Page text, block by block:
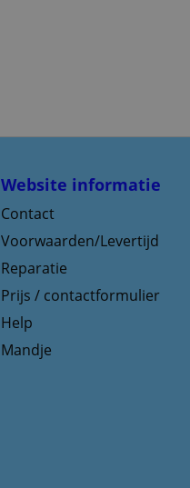
Website informatie
Contact
Voorwaarden/Levertijd
Reparatie
Prijs / contactformulier
Help
Mandje